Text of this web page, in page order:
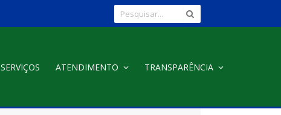
SERVIÇOS ATENDIMENTO TRANSPARÊNCIA